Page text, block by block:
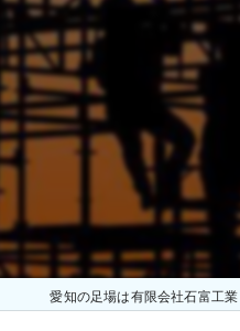
愛知の足場は有限会社石富工業